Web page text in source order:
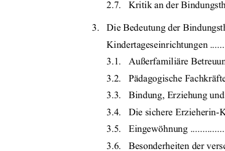
2.7.   Kritik an der
3.   Die Bedeutung der
Kindertageseinrichtungen
3.1.   Außerfamiliäre
3.2.   Pädagogische
3.3.   Bindung, Erziehung
3.4.   Die sichere Erzieherin-
3.5.   Eingewöhnung
3.6.   Besonderheiten der